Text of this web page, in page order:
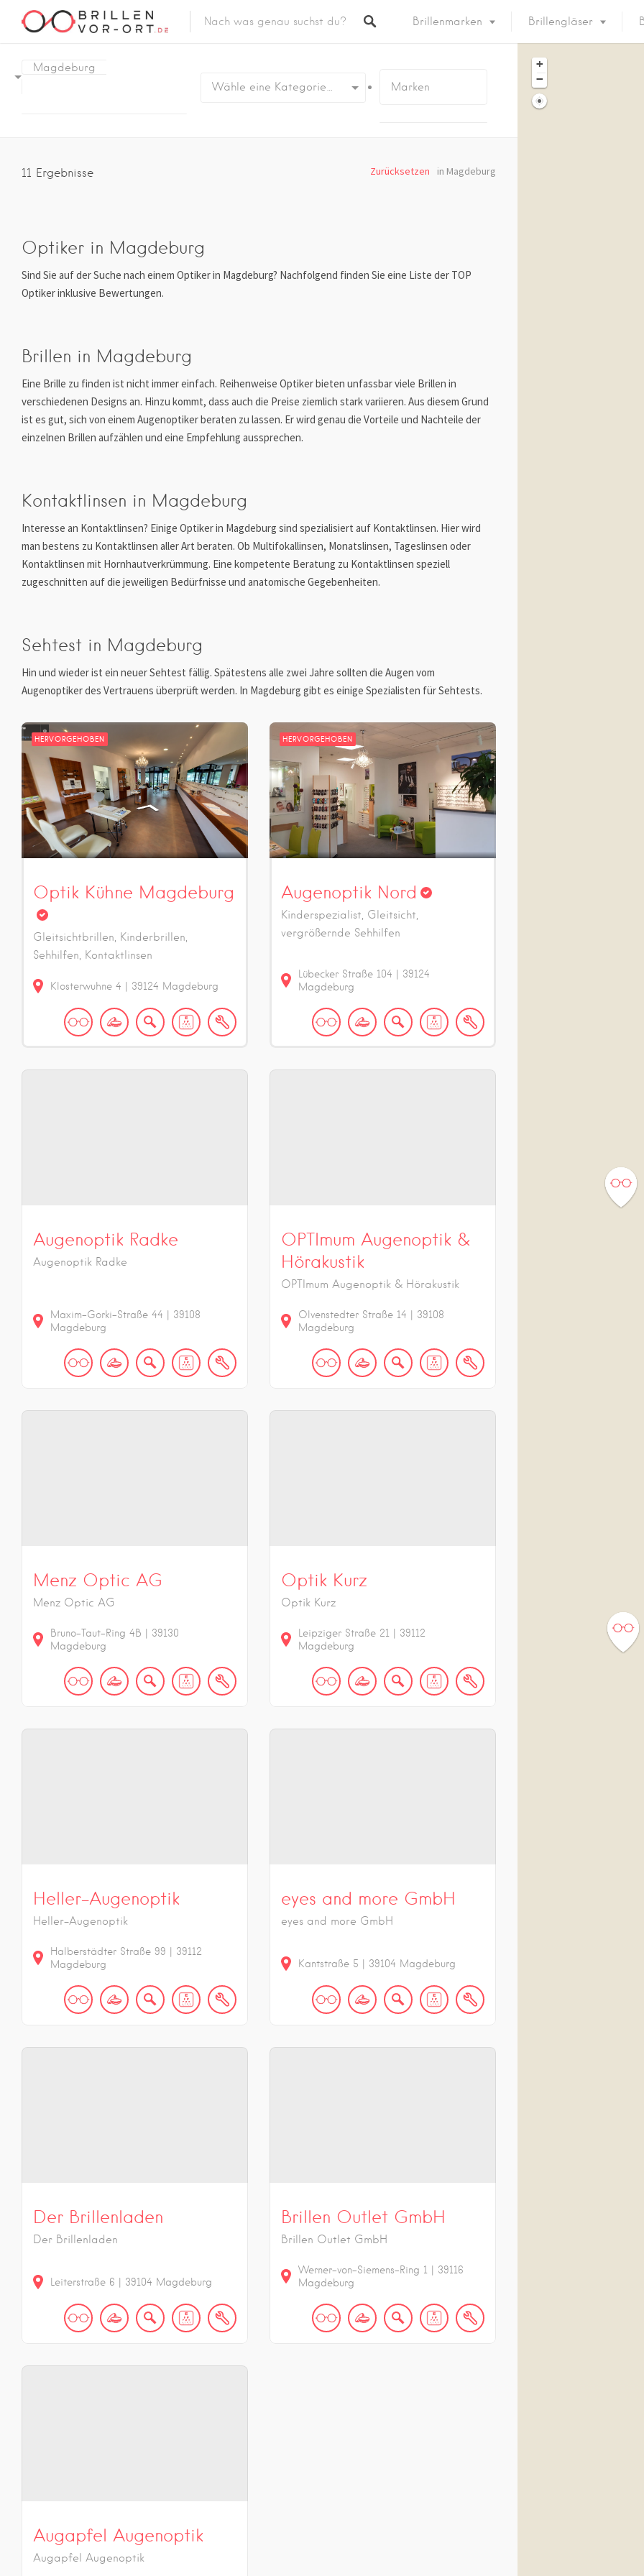
Brillenmarken Brillengläser
Magdeburg
Wähle eine Kategorie…
11 Ergebnisse in Magdeburg
Zurücksetzen
Optiker in Magdeburg
Sind Sie auf der Suche nach einem Optiker in Magdeburg? Nachfolgend finden Sie eine Liste der TOP
Optiker inklusive Bewertungen.
Brillen in Magdeburg
Eine Brille zu finden ist nicht immer einfach. Reihenweise Optiker bieten unfassbar viele Brillen in
verschiedenen Designs an. Hinzu kommt, dass auch die Preise ziemlich stark variieren. Aus diesem Grund
ist es gut, sich von einem Augenoptiker beraten zu lassen. Er wird genau die Vorteile und Nachteile der
einzelnen Brillen aufzählen und eine Empfehlung aussprechen.
Kontaktlinsen in Magdeburg
Interesse an Kontaktlinsen? Einige Optiker in Magdeburg sind spezialisiert auf Kontaktlinsen. Hier wird
man bestens zu Kontaktlinsen aller Art beraten. Ob Multifokallinsen, Monatslinsen, Tageslinsen oder
Kontaktlinsen mit Hornhautverkrümmung. Eine kompetente Beratung zu Kontaktlinsen speziell
zugeschnitten auf die jeweiligen Bedürfnisse und anatomische Gegebenheiten.
Sehtest in Magdeburg
Hin und wieder ist ein neuer Sehtest fällig. Spätestens alle zwei Jahre sollten die Augen vom
Augenoptiker des Vertrauens überprüft werden. In Magdeburg gibt es einige Spezialisten für Sehtests.
HERVORGEHOBEN
Optik Kühne Magdeburg
Gleitsichtbrillen, Kinderbrillen,
Sehhilfen, Kontaktlinsen
Klosterwuhne 4 39124 Magdeburg
HERVORGEHOBEN
Augenoptik Nord
Kinderspezialist, Gleitsicht,
vergrößernde Sehhilfen
Lübecker Straße 104
39124
Magdeburg
Augenoptik Radke
Augenoptik Radke
Maxim-Gorki-Straße 44
39108
Magdeburg
OPTImum Augenoptik &
Hörakustik
OPTImum Augenoptik & Hörakustik
Olvenstedter Straße 14
39108
Magdeburg
Menz Optic AG
Menz Optic AG
Bruno-Taut-Ring 4B
39130
Magdeburg
Optik Kurz
Optik Kurz
Leipziger Straße 21
39112
Magdeburg
Heller-Augenoptik
Heller-Augenoptik
Halberstädter Straße 99
39112
Magdeburg
eyes and more GmbH
eyes and more GmbH
Kantstraße 5 39104 Magdeburg
Der Brillenladen
Der Brillenladen
Leiterstraße 6 39104 Magdeburg
Brillen Outlet GmbH
Brillen Outlet GmbH
Werner-von-Siemens-Ring 1
39116
Magdeburg
Augapfel Augenoptik
Augapfel Augenoptik
+
−